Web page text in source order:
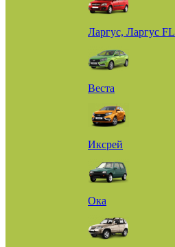
Ларгус, Ларгус FL
Веста
Иксрей
Ока